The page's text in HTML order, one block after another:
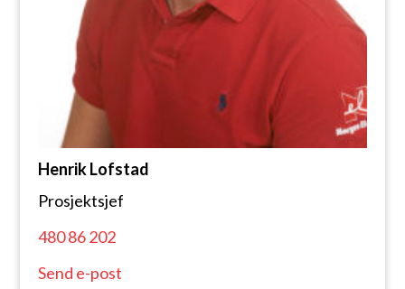
Henrik Lofstad
Prosjektsjef
480 86 202
Send e-post